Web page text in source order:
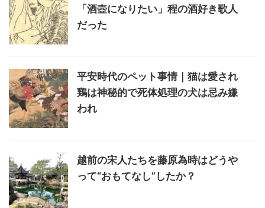
「酒壺になりたい」程の酒好き歌人
だった
平安時代のペット事情｜猫は愛され
鶏は神秘的で死体処理の犬は忌み嫌
われ
越前の宋人たちを藤原為時はどうや
って“おもてなし”したか？